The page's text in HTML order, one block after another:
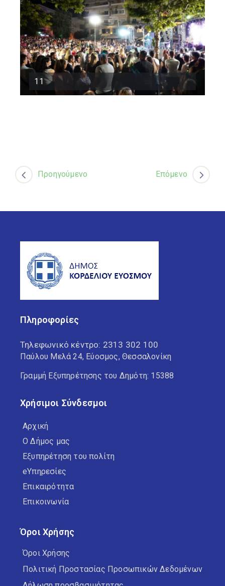
11
Προηγούμενο Επόμενο
Πληροφορίες
Τηλεφωνικό κέντρο: 2313 302 100
Παύλου Μελά 24, Εύοσμος, Θεσσαλονίκη
Γραμμή Εξυπηρέτησης του Δημότη: 15388
Χρήσιμοι Σύνδεσμοι
Αρχική
Ο Δήμος μας
Εξυπηρέτηση του πολίτη
eΥπηρεσίες
Επικαιρότητα
Επικοινωνία
Όροι Χρήσης
Όροι Χρήσης
Πολιτική Προστασίας Προσωπικών Δεδομένων